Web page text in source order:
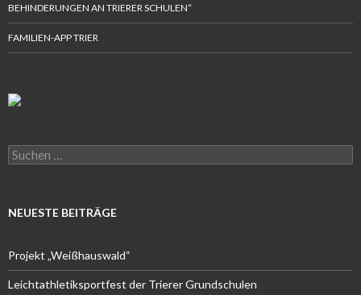
BEHINDERUNGEN AN TRIERER SCHULEN“
FAMILIEN-APP TRIER
Suchen
nach:
NEUESTE BEITRÄGE
Projekt „Weißhauswald“
Leichtathletiksportfest der Trierer Grundschulen